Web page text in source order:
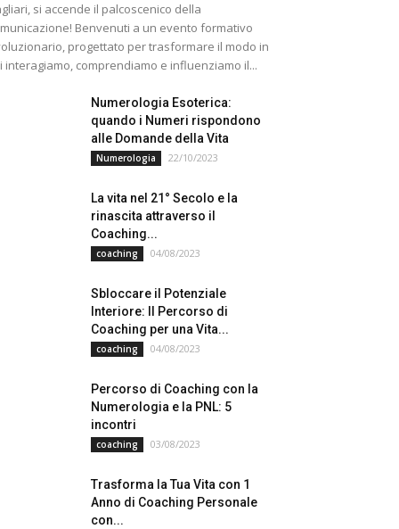
si accende il palcoscenico della
Benvenuti a un evento formativo
progettato per trasformare il modo in
interagiamo, comprendiamo e influenziamo il...
Numerologia Esoterica:
quando i Numeri rispondono
alle Domande della Vita
Numerologia 22/10/2023
La vita nel 21° Secolo e la
rinascita attraverso il
Coaching...
coaching 04/08/2023
Sbloccare il Potenziale
Interiore: Il Percorso di
Coaching per una Vita...
coaching 04/08/2023
Percorso di Coaching con la
Numerologia e la PNL: 5
incontri
coaching 03/08/2023
Trasforma la Tua Vita con 1
Anno di Coaching Personale
con...